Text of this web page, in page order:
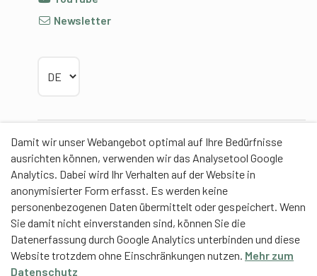
Damit wir unser Webangebot optimal auf Ihre Bedürfnisse
ausrichten können, verwenden wir das Analysetool Google
Analytics. Dabei wird Ihr Verhalten auf der Website in
anonymisierter Form erfasst. Es werden keine
personenbezogenen Daten übermittelt oder gespeichert. Wenn
Sie damit nicht einverstanden sind, können Sie die
Datenerfassung durch Google Analytics unterbinden und diese
Website trotzdem ohne Einschränkungen nutzen. Mehr zum
Datenschutz
Newsletter
Partner
Contentpartner
Eidgenössische Hochschule für Sport Magglingen